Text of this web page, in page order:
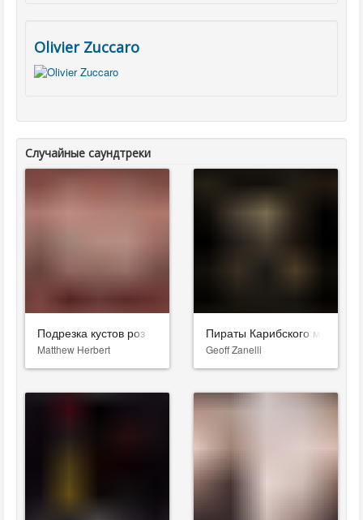
Olivier Zuccaro
Случайные саундтреки
Подрезка кустов роз
Matthew Herbert
Пираты Карибского моря:
Geoff Zanelli